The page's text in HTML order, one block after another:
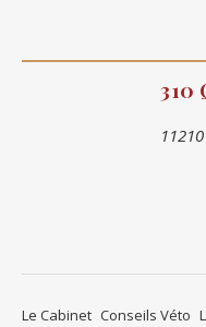
310
Le Cabinet Conseils Véto